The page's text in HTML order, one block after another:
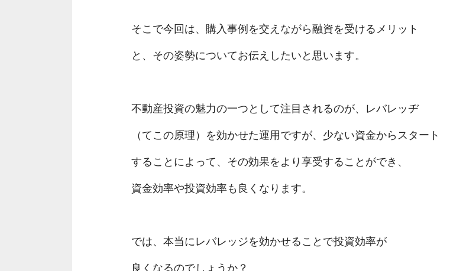
そこで今回は、購入事例を交えながら融資を受けるメリット
と、その姿勢についてお伝えしたいと思います。
不動産投資の魅力の一つとして注目されるのが、レバレッヂ
（てこの原理）を効かせた運用ですが、少ない資金からスタート
することによって、その効果をより享受することができ、
資金効率や投資効率も良くなります。
では、本当にレバレッジを効かせることで投資効率が
良くなるのでしょうか？